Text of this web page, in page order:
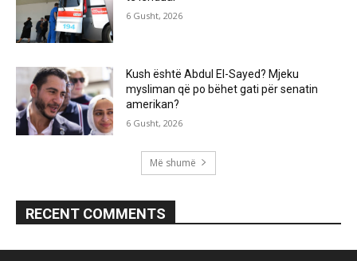
6 Gusht, 2026
Kush është Abdul El-Sayed? Mjeku
mysliman që po bëhet gati për senatin
amerikan?
6 Gusht, 2026
Më shumë
RECENT COMMENTS